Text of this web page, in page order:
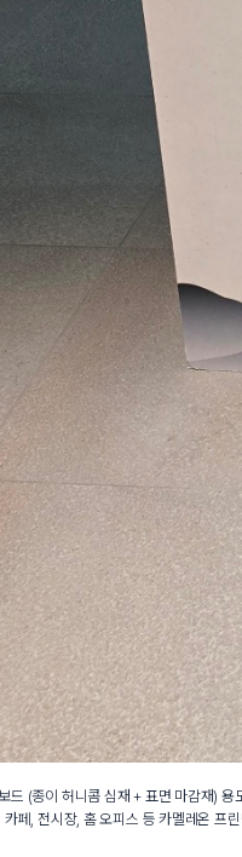
드 (종이 허니콤 심재 + 표면 마감재)
페, 전시장, 홈 오피스 등 카멜레온